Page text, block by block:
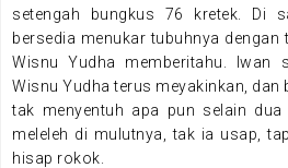
setengah bungkus 76 kretek. Di
bersedia menukar tubuhnya dengan
Wisnu Yudha memberitahu. Iwan
Wisnu Yudha terus meyakinkan, dan
tak menyentuh apa pun selain
meleleh di mulutnya, tak ia usap,
hisap rokok.